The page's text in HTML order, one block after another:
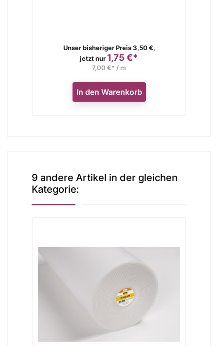
Verkaufspreis
Unser bisheriger Preis 3,50 €,
jetzt nur Preis
1,75 €*
7,00 €* / m
In den Warenkorb
9 andere Artikel in der gleichen
Kategorie: